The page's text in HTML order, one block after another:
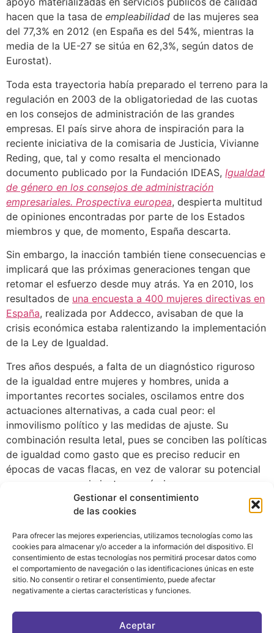
Gestionar el consentimiento
de las cookies
Para ofrecer las mejores experiencias, utilizamos tecnologías como las
cookies para almacenar y/o acceder a la información del dispositivo. El
consentimiento de estas tecnologías nos permitirá procesar datos como
el comportamiento de navegación o las identificaciones únicas en este
sitio. No consentir o retirar el consentimiento, puede afectar
negativamente a ciertas características y funciones.
Aceptar
hacen que la tasa de empleabilidad de las mujeres sea
del 77,3% en 2012 (en España es del 54%, mientras la
media de la UE-27 se sitúa en 62,3%, según datos de
Eurostat).
Toda esta trayectoria había preparado el terreno para la
regulación en 2003 de la obligatoriedad de las cuotas
en los consejos de administración de las grandes
empresas. El país sirve ahora de inspiración para la
reciente iniciativa de la comisaria de Justicia, Vivianne
Reding, que, tal y como resalta el mencionado
documento publicado por la Fundación IDEAS, Igualdad
de género en los consejos de administración
empresariales. Prospectiva europea, despierta multitud
de opiniones encontradas por parte de los Estados
miembros y que, de momento, España descarta.
Sin embargo, la inacción también tiene consecuencias e
implicará que las próximas generaciones tengan que
retomar el esfuerzo desde muy atrás. Ya en 2010, los
resultados de una encuesta a 400 mujeres directivas en
España, realizada por Addecco, avisaban de que la
crisis económica estaba ralentizando la implementación
de la Ley de Igualdad.
Tres años después, a falta de un diagnóstico riguroso
de la igualdad entre mujeres y hombres, unida a
importantes recortes sociales, oscilamos entre dos
actuaciones alternativas, a cada cual peor: el
inmovilismo político y las medidas de ajuste. Su
combinación resulta letal, pues se conciben las políticas
de igualdad como gasto que es preciso reducir en
épocas de vacas flacas, en vez de valorar su potencial
para generar crecimiento económico.
ASOCIATE AL FÓRUM